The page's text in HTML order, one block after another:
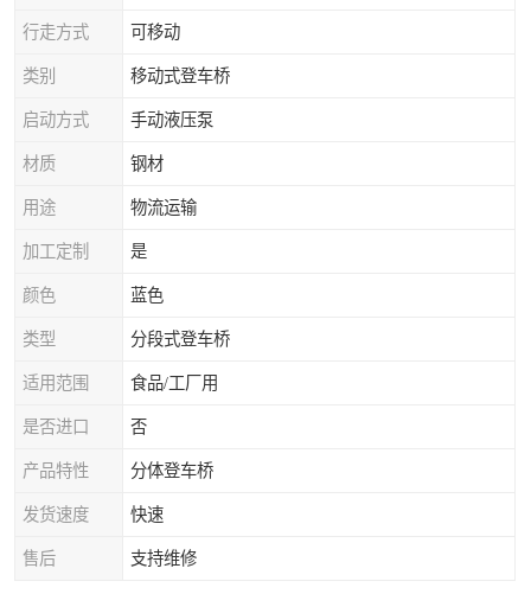
行走方式 可移动
类别 移动式登车桥
启动方式 手动液压泵
材质 钢材
用途 物流运输
加工定制 是
颜色 蓝色
类型 分段式登车桥
适用范围 食品/工厂用
是否进口 否
产品特性 分体登车桥
发货速度 快速
售后 支持维修